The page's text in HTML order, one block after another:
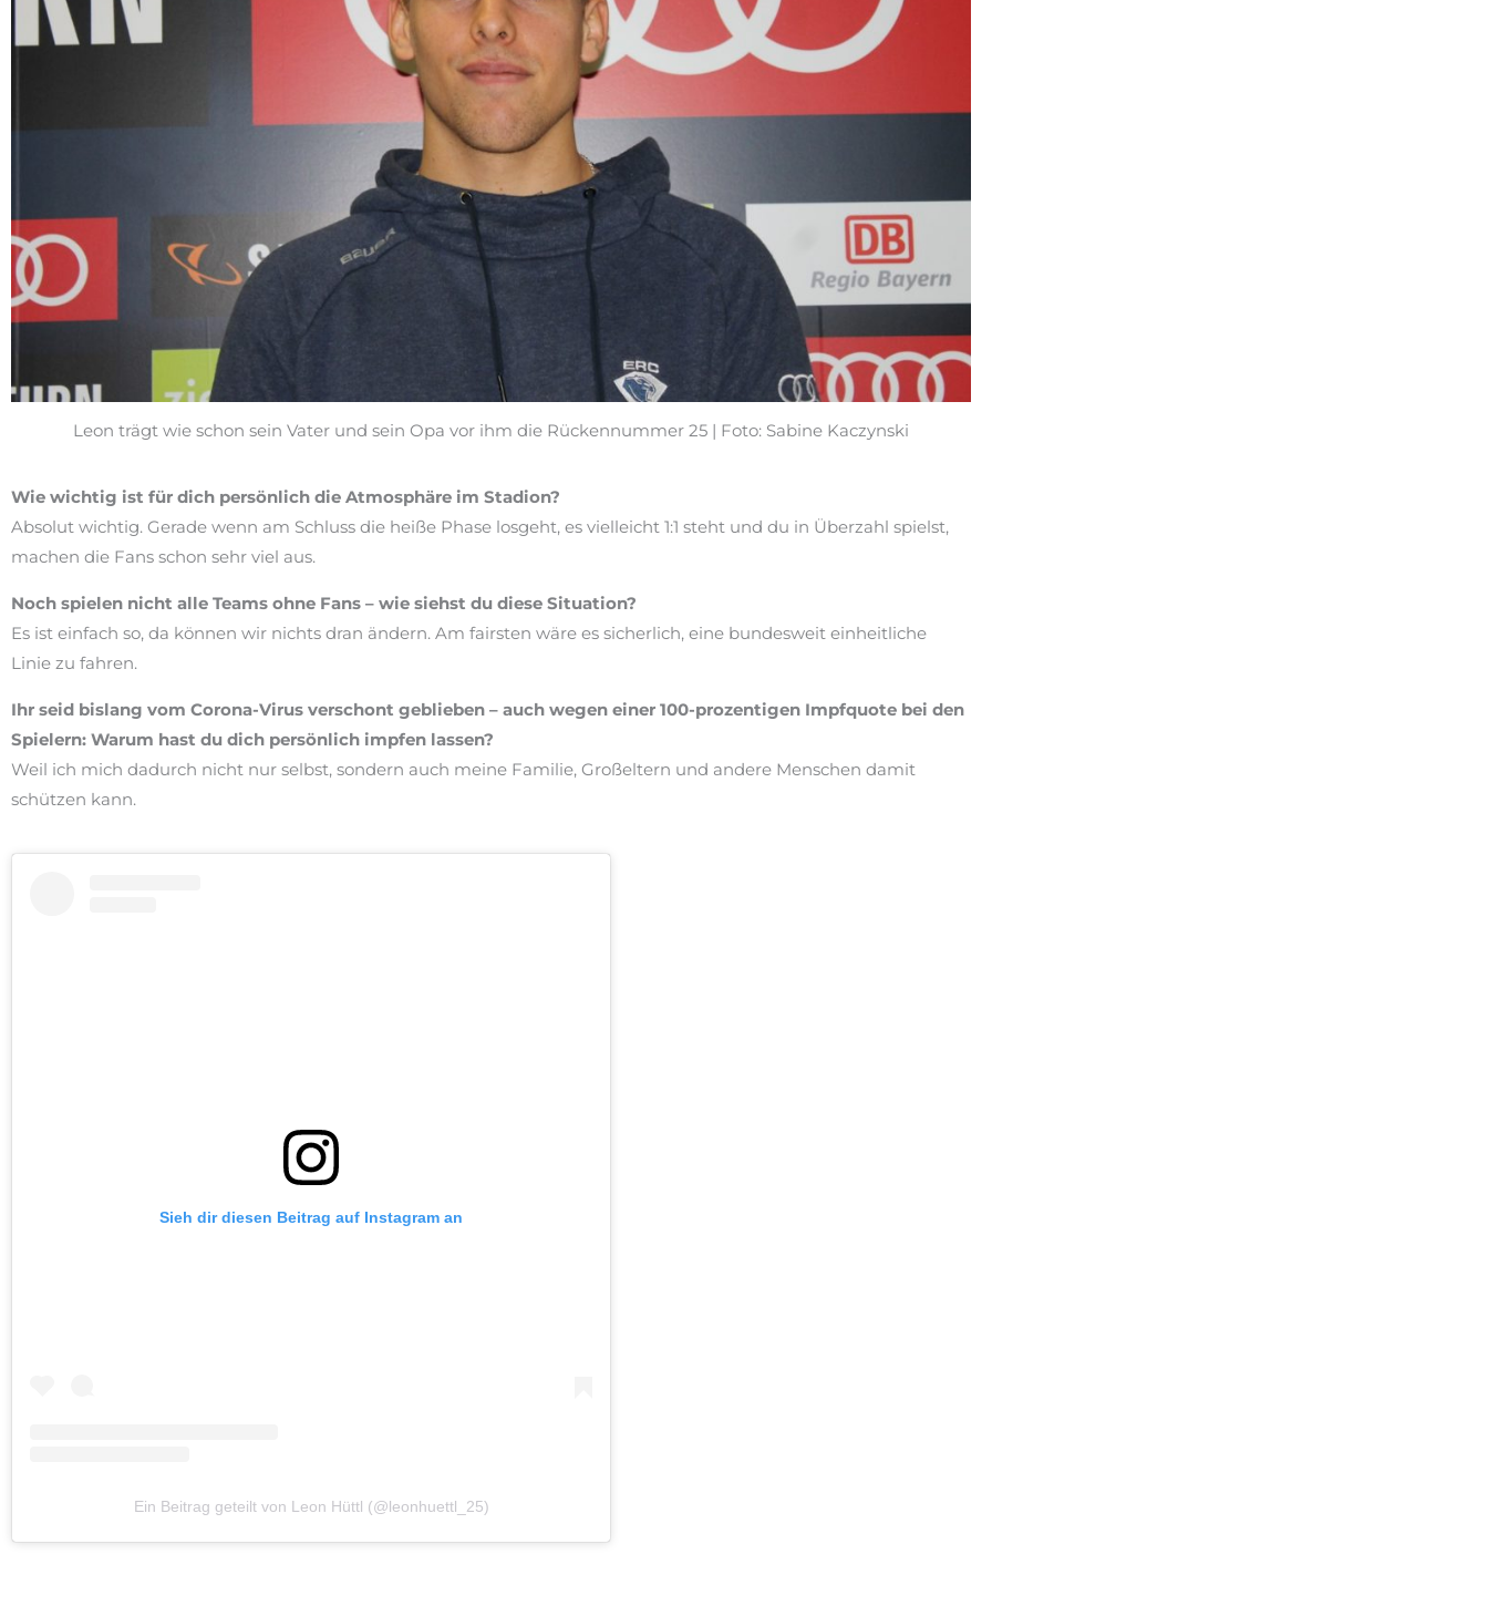
Leon trägt wie schon sein Vater und sein Opa vor ihm die Rückennummer 25 | Foto: Sabine Kaczynski
Wie wichtig ist für dich persönlich die Atmosphäre im Stadion?
Absolut wichtig. Gerade wenn am Schluss die heiße Phase losgeht, es vielleicht 1:1 steht und du in Überzahl spielst,
machen die Fans schon sehr viel aus.
Noch spielen nicht alle Teams ohne Fans – wie siehst du diese Situation?
Es ist einfach so, da können wir nichts dran ändern. Am fairsten wäre es sicherlich, eine bundesweit einheitliche
Linie zu fahren.
Ihr seid bislang vom Corona-Virus verschont geblieben – auch wegen einer 100-prozentigen Impfquote bei den
Spielern: Warum hast du dich persönlich impfen lassen?
Weil ich mich dadurch nicht nur selbst, sondern auch meine Familie, Großeltern und andere Menschen damit
schützen kann.
Sieh dir diesen Beitrag auf Instagram an
Ein Beitrag geteilt von Leon Hüttl (@leonhuettl_25)